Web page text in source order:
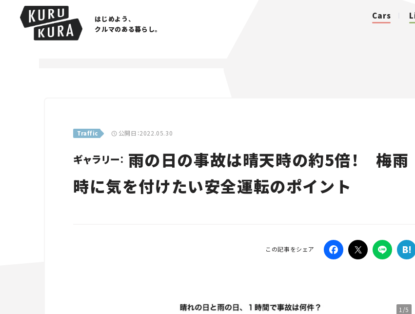
はじめよう、
クルマのある暮らし。
Cars
Traffic 公開日：2022.05.30
ギャラリー： 雨の日の事故は晴天時の約5倍！ 梅雨
時に気を付けたい安全運転のポイント
この記事をシェア
1/5
Traffic